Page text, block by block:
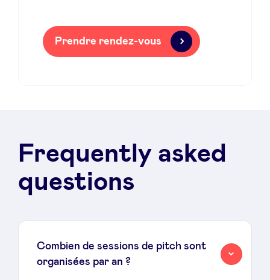
Prendre rendez-vous
Frequently asked
questions
Combien de sessions de pitch sont
organisées par an ?